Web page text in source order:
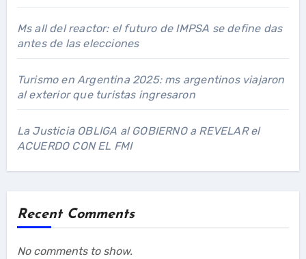
Ms all del reactor: el futuro de IMPSA se define das
antes de las elecciones
Turismo en Argentina 2025: ms argentinos viajaron
al exterior que turistas ingresaron
La Justicia OBLIGA al GOBIERNO a REVELAR el
ACUERDO CON EL FMI
Recent Comments
No comments to show.